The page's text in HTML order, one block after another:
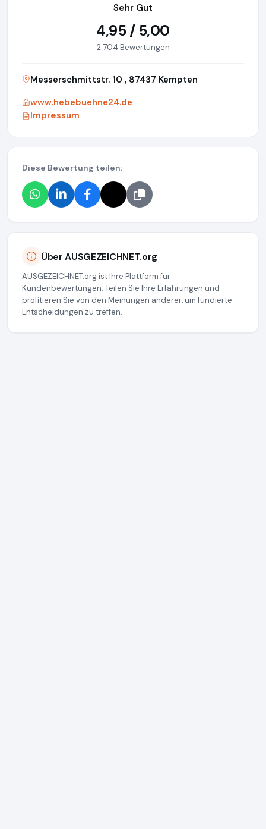
Sehr Gut
4,95 / 5,00
2.704 Bewertungen
Messerschmittstr. 10 , 87437 Kempten
www.hebebuehne24.de
Impressum
Diese Bewertung teilen:
Über AUSGEZEICHNET.org
AUSGEZEICHNET.org ist Ihre Plattform für
Kundenbewertungen. Teilen Sie Ihre Erfahrungen und
profitieren Sie von den Meinungen anderer, um fundierte
Entscheidungen zu treffen.